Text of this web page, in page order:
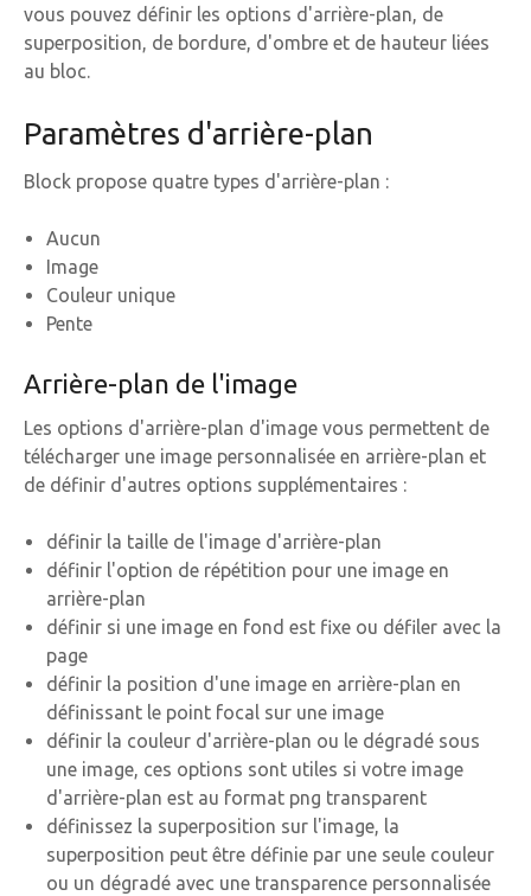
vous pouvez définir les options d'arrière-plan, de
superposition, de bordure, d'ombre et de hauteur liées
au bloc.
Paramètres d'arrière-plan
Block propose quatre types d'arrière-plan :
Aucun
Image
Couleur unique
Pente
Arrière-plan de l'image
Les options d'arrière-plan d'image vous permettent de
télécharger une image personnalisée en arrière-plan et
de définir d'autres options supplémentaires :
définir la taille de l'image d'arrière-plan
définir l'option de répétition pour une image en
arrière-plan
définir si une image en fond est fixe ou défiler avec la
page
définir la position d'une image en arrière-plan en
définissant le point focal sur une image
définir la couleur d'arrière-plan ou le dégradé sous
une image, ces options sont utiles si votre image
d'arrière-plan est au format png transparent
définissez la superposition sur l'image, la
superposition peut être définie par une seule couleur
ou un dégradé avec une transparence personnalisée